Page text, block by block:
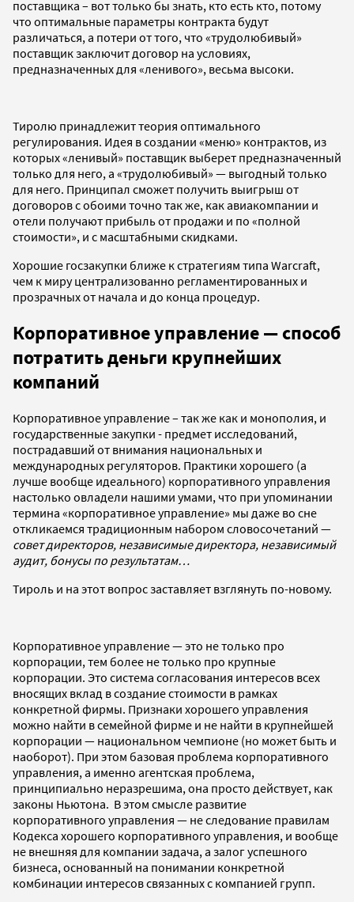
поставщика – вот только бы знать, кто есть кто, потому
что оптимальные параметры контракта будут
различаться, а потери от того, что «трудолюбивый»
поставщик заключит договор на условиях,
предназначенных для «ленивого», весьма высоки.
Тиролю принадлежит теория оптимального
регулирования. Идея в создании «меню» контрактов, из
которых «ленивый» поставщик выберет предназначенный
только для него, а «трудолюбивый» — выгодный только
для него. Принципал сможет получить выигрыш от
договоров с обоими точно так же, как авиакомпании и
отели получают прибыль от продажи и по «полной
стоимости», и с масштабными скидками.
Хорошие госзакупки ближе к стратегиям типа Warcraft,
чем к миру централизованно регламентированных и
прозрачных от начала и до конца процедур.
Корпоративное управление—способ
потратить деньги крупнейших
компаний
Корпоративное управление – так же как и монополия, и
государственные закупки - предмет исследований,
пострадавший от внимания национальных и
международных регуляторов. Практики хорошего (а
лучше вообще идеального) корпоративного управления
настолько овладели нашими умами, что при упоминании
термина «корпоративное управление» мы даже во сне
откликаемся традиционным набором словосочетаний —
совет директоров, независимые директора, независимый
аудит, бонусы по результатам…
Тироль и на этот вопрос заставляет взглянуть по-новому.
Корпоративное управление — это не только про
корпорации, тем более не только про крупные
корпорации. Это система согласования интересов всех
вносящих вклад в создание стоимости в рамках
конкретной фирмы. Признаки хорошего управления
можно найти в семейной фирме и не найти в крупнейшей
корпорации — национальном чемпионе (но может быть и
наоборот). При этом базовая проблема корпоративного
управления, а именно агентская проблема,
принципиально неразрешима, она просто действует, как
законы Ньютона. В этом смысле развитие
корпоративного управления — не следование правилам
Кодекса хорошего корпоративного управления, и вообще
не внешняя для компании задача, а залог успешного
бизнеса, основанный на понимании конкретной
комбинации интересов связанных с компанией групп.